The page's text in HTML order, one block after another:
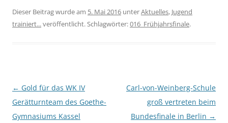
Dieser Beitrag wurde am 5. Mai 2016 unterAktuelles, Jugend
trainiert...veröffentlicht. Schlagwörter:016_Frühjahrsfinale.
Beitragsnavigation
← Gold für das WK IV
Gerätturnteam des Goethe-
Gymnasiums Kassel
Carl-von-Weinberg-Schule
groß vertreten beim
Bundesfinale in Berlin →